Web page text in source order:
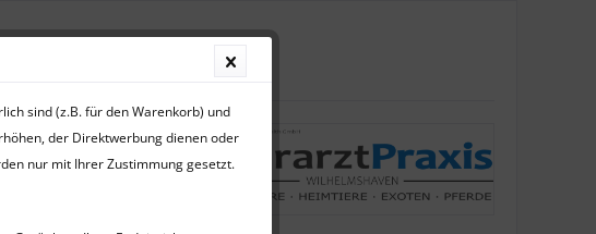
Katze.
sind (z.B. für den Warenkorb) und
der Direktwerbung dienen oder
nur mit Ihrer Zustimmung gesetzt.